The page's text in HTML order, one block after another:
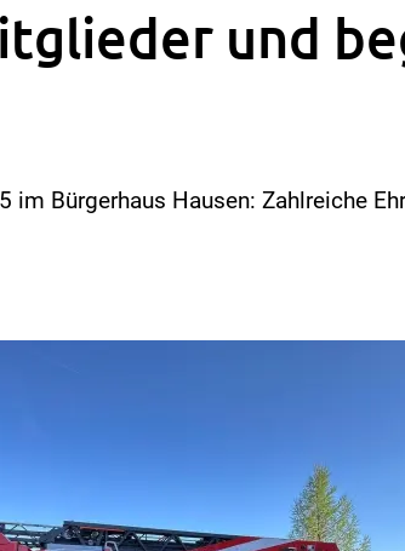
und
Bürgerhaus Hausen: Zahlreiche